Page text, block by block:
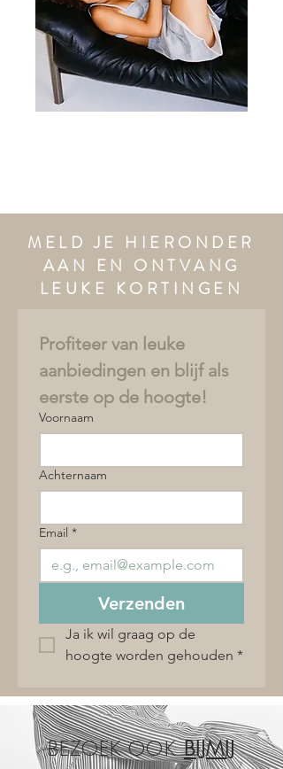
MELD JE HIERONDER
AAN EN ONTVANG
LEUKE KORTINGEN
Profiteer van leuke
aanbiedingen en blijf als
eerste op de hoogte!
Voornaam
Achternaam
Email *
Verzenden
Ja ik wil graag op de
hoogte worden gehouden *
BEZOEK OOKBIJMIJ